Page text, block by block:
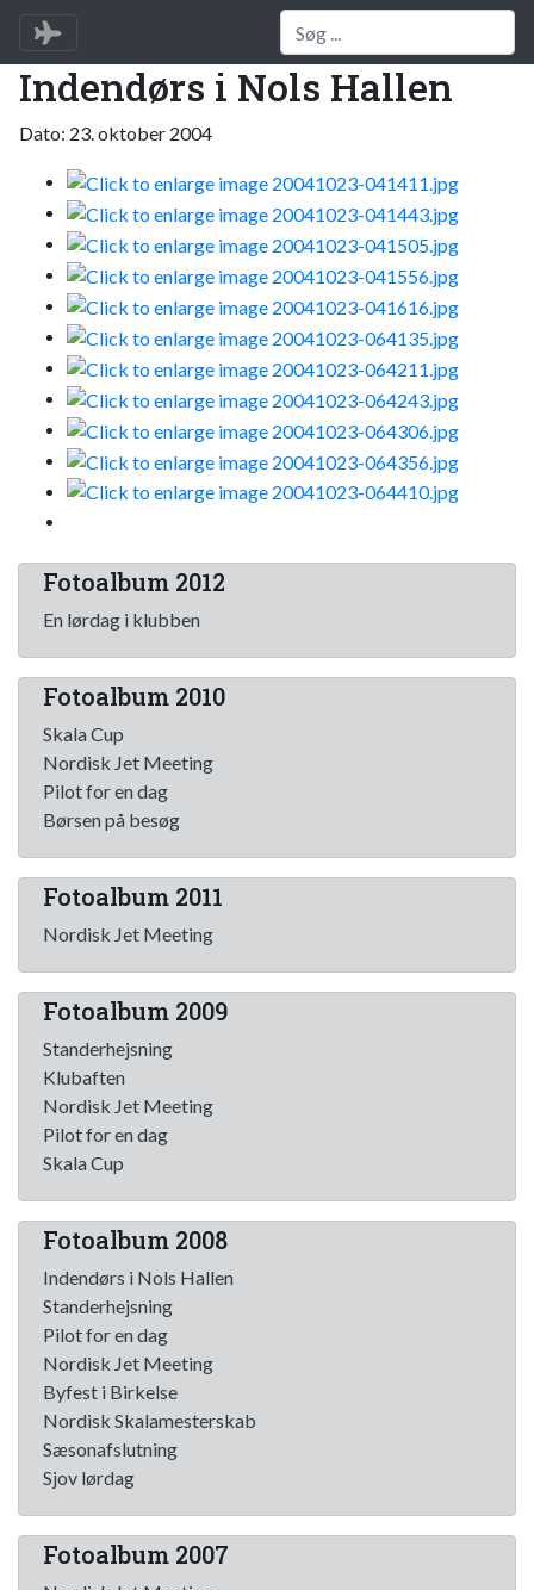
Indendørs i Nols Hallen
Dato: 23. oktober 2004
Fotoalbum 2012
En lørdag i klubben
Fotoalbum 2010
Skala Cup
Nordisk Jet Meeting
Pilot for en dag
Børsen på besøg
Fotoalbum 2011
Nordisk Jet Meeting
Fotoalbum 2009
Standerhejsning
Klubaften
Nordisk Jet Meeting
Pilot for en dag
Skala Cup
Fotoalbum 2008
Indendørs i Nols Hallen
Standerhejsning
Pilot for en dag
Nordisk Jet Meeting
Byfest i Birkelse
Nordisk Skalamesterskab
Sæsonafslutning
Sjov lørdag
Fotoalbum 2007